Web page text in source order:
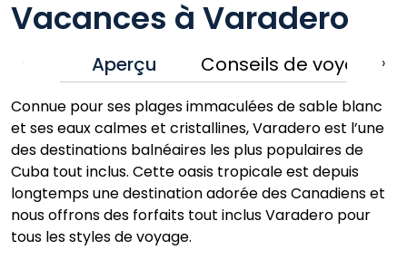
Vacances à Varadero
Aperçu Conseils de voyage ›
Connue pour ses plages immaculées de sable blanc
et ses eaux calmes et cristallines, Varadero est l’une
des destinations balnéaires les plus populaires de
Cuba tout inclus. Cette oasis tropicale est depuis
longtemps une destination adorée des Canadiens et
nous offrons des forfaits tout inclus Varadero pour
tous les styles de voyage.